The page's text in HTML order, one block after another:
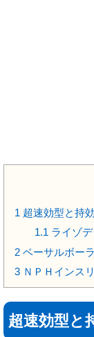
1 超速効型と持
1.1 ライゾ
2 ベーサルボー
3 ＮＰＨインス
超速効型と